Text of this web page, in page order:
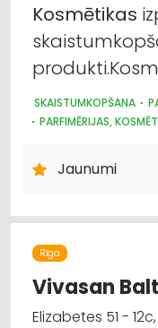
Kosmētikas
SKAISTUMKOPŠANA
PARFIMĒRIJAS,
MEDICĪNAS TEHNIKA,
Jaunumi
Rīga
Vivasan
Elizabetes 51 -